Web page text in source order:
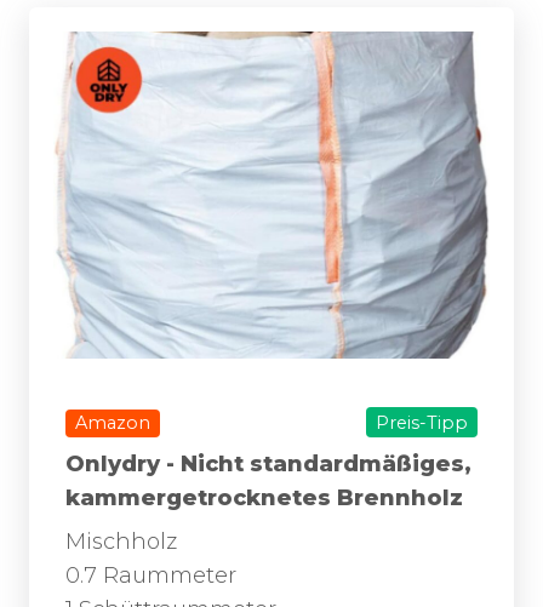
Amazon Preis-Tipp
Onlydry - Nicht standardmäßiges,
kammergetrocknetes Brennholz
Mischholz
0.7 Raummeter